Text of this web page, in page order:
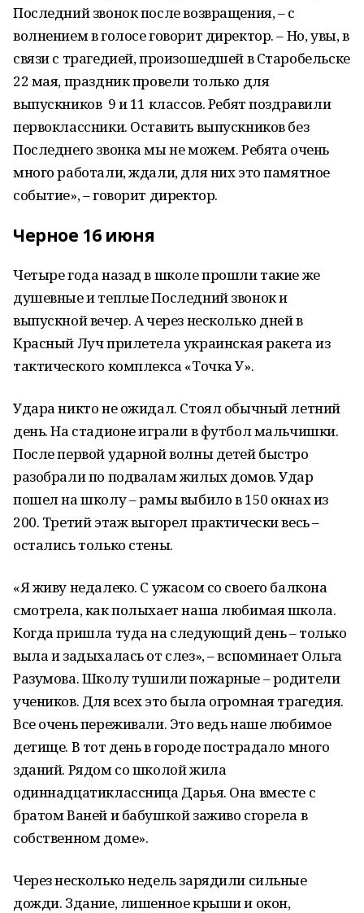
Последний звонок после возвращения, – с
волнением в голосе говорит директор. – Но, увы, в
связи с трагедией, произошедшей в Старобельске
22 мая, праздник провели только для
выпускников 9 и 11 классов. Ребят поздравили
первоклассники. Оставить выпускников без
Последнего звонка мы не можем. Ребята очень
много работали, ждали, для них это памятное
событие», – говорит директор.
Черное 16 июня
Четыре года назад в школе прошли такие же
душевные и теплые Последний звонок и
выпускной вечер. А через несколько дней в
Красный Луч прилетела украинская ракета из
тактического комплекса «Точка У».
Удара никто не ожидал. Стоял обычный летний
день. На стадионе играли в футбол мальчишки.
После первой ударной волны детей быстро
разобрали по подвалам жилых домов. Удар
пошел на школу – рамы выбило в 150 окнах из
200. Третий этаж выгорел практически весь –
остались только стены.
«Я живу недалеко. С ужасом со своего балкона
смотрела, как полыхает наша любимая школа.
Когда пришла туда на следующий день – только
выла и задыхалась от слез», – вспоминает Ольга
Разумова. Школу тушили пожарные – родители
учеников. Для всех это была огромная трагедия.
Все очень переживали. Это ведь наше любимое
детище. В тот день в городе пострадало много
зданий. Рядом со школой жила
одиннадцатиклассница Дарья. Она вместе с
братом Ваней и бабушкой заживо сгорела в
собственном доме».
Через несколько недель зарядили сильные
дожди. Здание, лишенное крыши и окон,